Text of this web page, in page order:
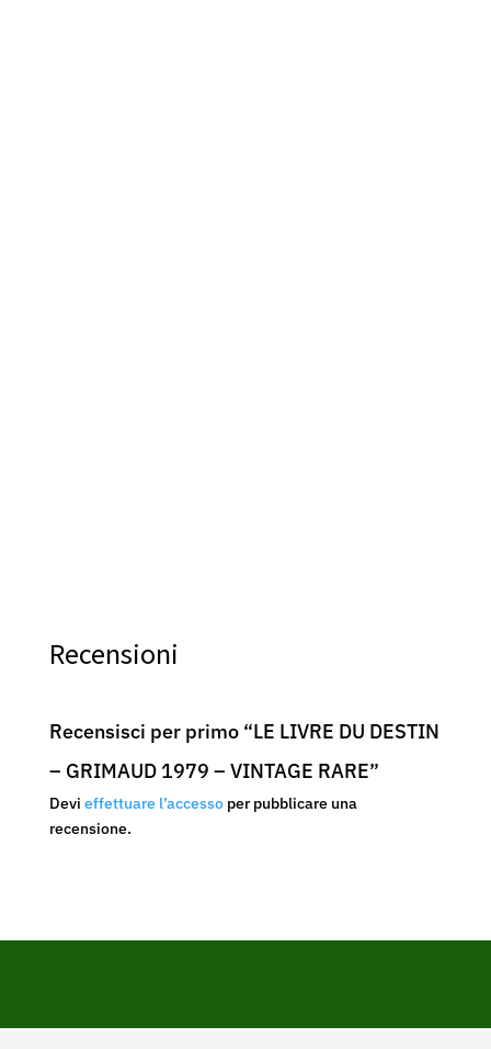
Recensioni
Recensisci per primo “LE LIVRE DU DESTIN
– GRIMAUD 1979 – VINTAGE RARE”
Devi effettuare l’accessoper pubblicare una
recensione.